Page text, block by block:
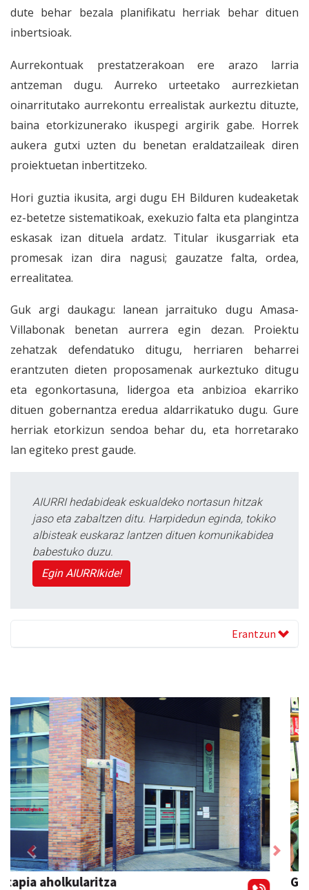
dute behar bezala planifikatu herriak behar dituen
inbertsioak.
Aurrekontuak prestatzerakoan ere arazo larria
antzeman dugu. Aurreko urteetako aurrezkietan
oinarritutako aurrekontu errealistak aurkeztu dituzte,
baina etorkizunerako ikuspegi argirik gabe. Horrek
aukera gutxi uzten du benetan eraldatzaileak diren
proiektuetan inbertitzeko.
Hori guztia ikusita, argi dugu EH Bilduren kudeaketak
ez-betetze sistematikoak, exekuzio falta eta plangintza
eskasak izan dituela ardatz. Titular ikusgarriak eta
promesak izan dira nagusi; gauzatze falta, ordea,
errealitatea.
Guk argi daukagu: lanean jarraituko dugu Amasa-
Villabonak benetan aurrera egin dezan. Proiektu
zehatzak defendatuko ditugu, herriaren beharrei
erantzuten dieten proposamenak aurkeztuko ditugu
eta egonkortasuna, lidergoa eta anbizioa ekarriko
dituen gobernantza eredua aldarrikatuko dugu. Gure
herriak etorkizun sendoa behar du, eta horretarako
lan egiteko prest gaude.
AIURRI hedabideak eskualdeko nortasun hitzak
jaso eta zabaltzen ditu. Harpidedun eginda, tokiko
albisteak euskaraz lantzen dituen komunikabidea
babestuko duzu.
Egin AIURRIkide!
Erantzun
GF akademia
Previous Next